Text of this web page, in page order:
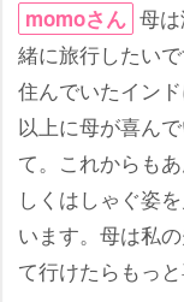
momoさん 母
緒に旅行したい
住んでいたイン
以上に母が喜ん
て。これからも
しくはしゃぐ姿
います。母は私
て行けたらもっと